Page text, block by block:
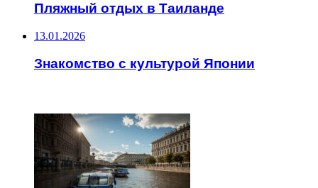
Пляжный отдых в Таиланде
13.01.2026
Знакомство с культурой Японии